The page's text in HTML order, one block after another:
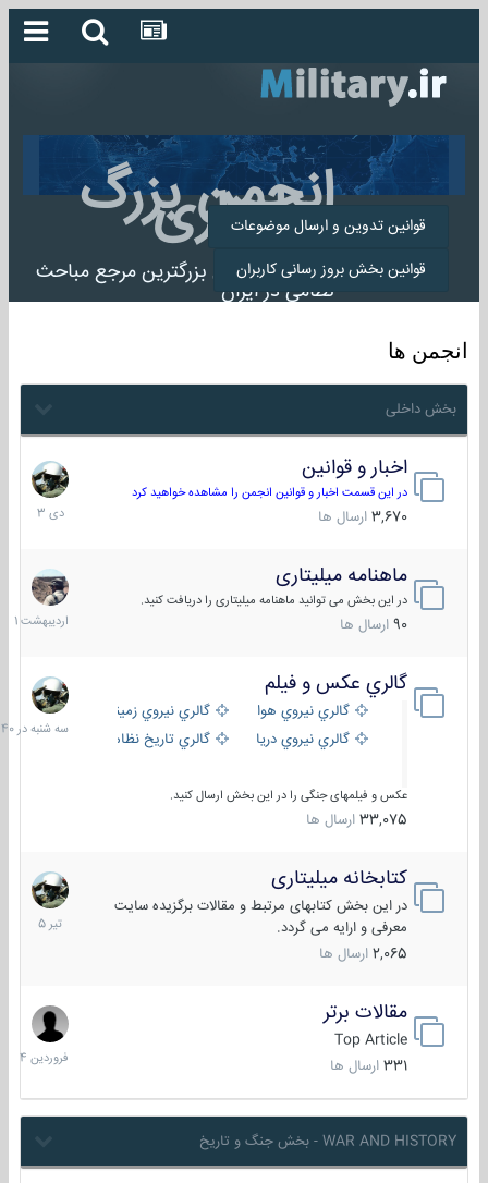
انجمن بزرگ
میلیتاری
انجمن میلیتاری بزرگترین مرجع مباحث
نظامی در ایران
قوانین تدوین و ارسال موضوعات
قوانین بخش بروز رسانی کاربران
انجمن ها
بخش داخلی
اخبار و قوانین
در این قسمت اخبار و قوانین انجمن را مشاهده خواهید کرد
3,670 ارسال ها
22
دی
1403
ماهنامه میلیتاری
در این بخش می توانید ماهنامه میلیتاری را دریافت کنید.
90 ارسال ها
30
1401
گالري عكس و فيلم
گالري نيروي هوايي
گالري نيروي زميني
گالري نيروي دريايي
گالري تاریخ نظامی
عکس و فیلمهای جنگی را در این بخش ارسال کنید.
33,075 ارسال ها
سه
شنبه
در
کتابخانه میلیتاری
در این بخش کتابهای مرتبط و مقالات برگزیده سایت
معرفی و ارایه می گردد.
2,065 ارسال ها
16
تیر
1405
مقالات برتر
Top Article
331 ارسال ها
29
فروردین
1404
WAR AND HISTORY - بخش جنگ و تاریخ